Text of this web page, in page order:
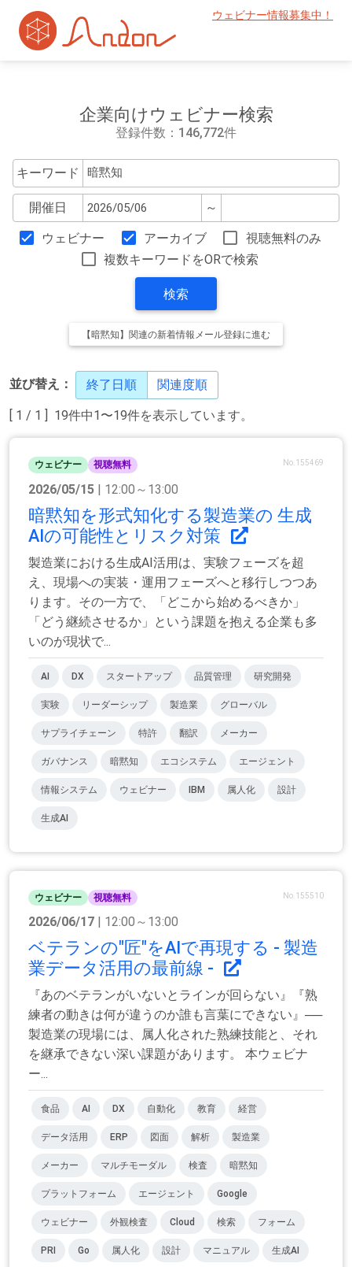
ウェビナー情報募集中！
企業向けウェビナー検索
登録件数：146,772件
キーワード
開催日 ～
ウェビナー アーカイブ
視聴無料のみ
複数キーワードをORで検索
検索
【暗黙知】関連の新着情報メール登録に進む
並び替え： 終了日順 関連度順
[ 1 / 1 ] 19件中1〜19件を表示しています。
ウェビナー 視聴無料 No.155469
2026/05/15 | 12:00～13:00
暗黙知を形式知化する製造業の 生成
AIの可能性とリスク対策
製造業における生成AI活用は、実験フェーズを超
え、現場への実装・運用フェーズへと移行しつつあ
ります。その一方で、「どこから始めるべきか」
「どう継続させるか」という課題を抱える企業も多
いのが現状で...
AI DX スタートアップ 品質管理 研究開発
実験 リーダーシップ 製造業 グローバル
サプライチェーン 特許 翻訳 メーカー
ガバナンス 暗黙知 エコシステム エージェント
情報システム ウェビナー IBM 属人化 設計
生成AI
ウェビナー 視聴無料 No.155510
2026/06/17 | 12:00～13:00
ベテランの"匠"をAIで再現する - 製造
業データ活用の最前線 -
『あのベテランがいないとラインが回らない』『熟
練者の動きは何が違うのか誰も言葉にできない』──
製造業の現場には、属人化された熟練技能と、それ
を継承できない深い課題があります。 本ウェビナ
ー...
食品 AI DX 自動化 教育 経営
データ活用 ERP 図面 解析 製造業
メーカー マルチモーダル 検査 暗黙知
プラットフォーム エージェント Google
ウェビナー 外観検査 Cloud 検索 フォーム
PRI Go 属人化 設計 マニュアル 生成AI